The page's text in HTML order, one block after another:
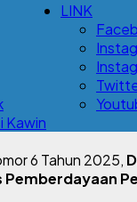
Kawin
LINK
6 Tahun 2025,
Pemberdayaan